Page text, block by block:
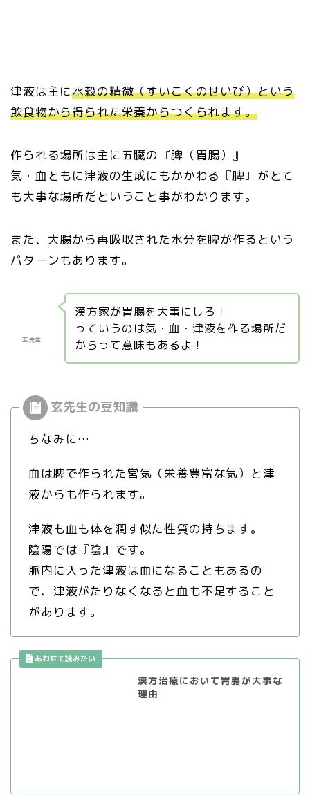
津液は主に水穀の精微（すいこくのせいび）という
飲食物から得られた栄養からつくられます。
作られる場所は主に五臓の『脾（胃腸）』
気・血ともに津液の生成にもかかわる『脾』がとて
も大事な場所だということ事がわかります。
また、大腸から再吸収された水分を脾が作るという
パターンもあります。
玄先生
漢方家が胃腸を大事にしろ！
っていうのは気・血・津液を作る場所だ
からって意味もあるよ！
ちなみに…
血は脾で作られた営気（栄養豊富な気）と津
液からも作られます。
津液も血も体を潤す似た性質の持ちます。
陰陽では『陰』です。
脈内に入った津液は血になることもあるの
で、津液がたりなくなると血も不足すること
があります。
漢方治療において胃腸が大事な
理由